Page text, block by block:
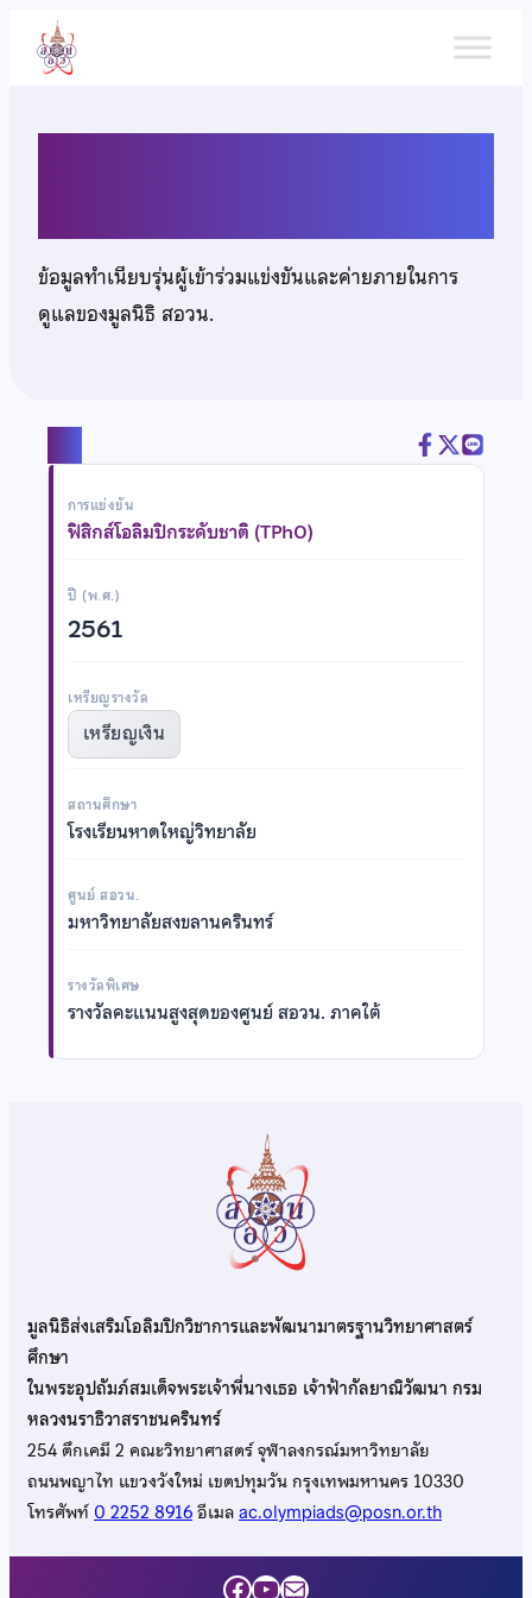
เนื้อหา
ข้อมูลทำเนียบรุ่นผู้เข้าร่วมแข่งขันและค่ายภายในการ
ดูแลของมูลนิธิ สอวน.
การแข่งขัน
ฟิสิกส์โอลิมปิกระดับชาติ (TPhO)
ปี (พ.ศ.)
2561
เหรียญรางวัล
เหรียญเงิน
สถานศึกษา
โรงเรียนหาดใหญ่วิทยาลัย
ศูนย์ สอวน.
มหาวิทยาลัยสงขลานครินทร์
รางวัลพิเศษ
รางวัลคะแนนสูงสุดของศูนย์ สอวน. ภาคใต้
มูลนิธิส่งเสริมโอลิมปิกวิชาการและพัฒนามาตรฐานวิทยาศาสตร์
ศึกษา
ในพระอุปถัมภ์สมเด็จพระเจ้าพี่นางเธอ เจ้าฟ้ากัลยาณิวัฒนา กรม
หลวงนราธิวาสราชนครินทร์
254 ตึกเคมี 2 คณะวิทยาศาสตร์ จุฬาลงกรณ์มหาวิทยาลัย
ถนนพญาไท แขวงวังใหม่ เขตปทุมวัน กรุงเทพมหานคร 10330
โทรศัพท์0 2252 8916อีเมลac.olympiads@posn.or.th
Facebook
YouTube
Mail